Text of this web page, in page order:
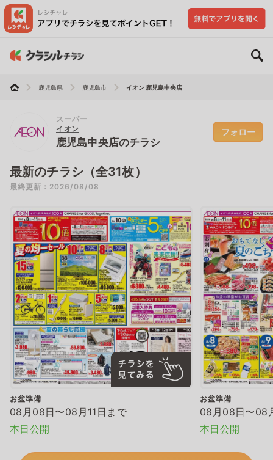
鹿児島県 鹿児島市 イオン 鹿児島中央店
スーパー
イオン
鹿児島中央店のチラシ
フォロー
最新のチラシ（全31枚）
最終更新：2026/08/08
お盆準備
08月08日〜08月11日まで
本日公開
お盆準備
08月08日〜08
本日公開